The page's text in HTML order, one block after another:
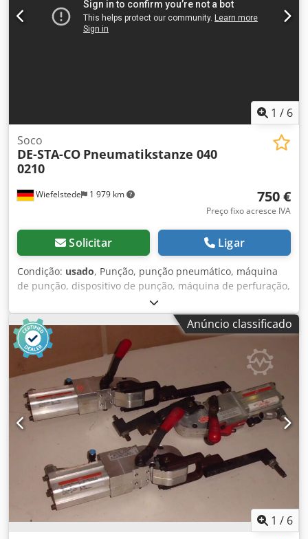
1 / 6
Wiefelstede 1 979 km
Soco
DE-STA-CO Pneumatikstanze 040
0210
750 €
Preço fixo acresce IVA
Solicitar Ligar
Condição: usado, Punção, punção pneumático, máquina
de punção, dispositivo de punção, máquina de perfuração,
punção manual pneumático Dodpefwx Uyofx Anpeck -
Fabricante: DE-STA-CO, Máquina de perfuração
pneumática -Tipo: 040 0210 -Punção integrada: Ø 2,5 mm -
Projeção máx. projeção: 25 mm -Dimensões: 190/200/H510
mm -Peso: 24 kg
Anúncio classificado
1 / 6